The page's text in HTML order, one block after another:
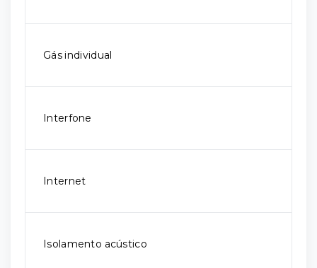
Gás individual
Interfone
Internet
Isolamento acústico